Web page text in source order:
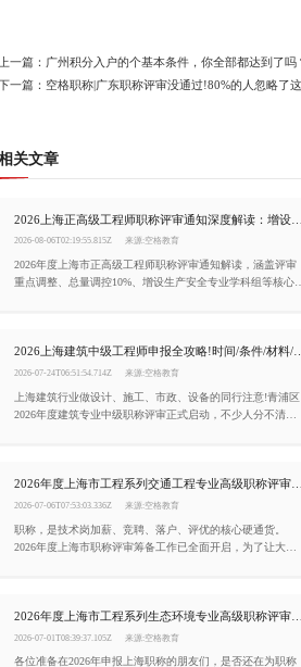
上一篇：广州积分入户的个基本条件，你全部都达到了吗
一篇：空格职称|广东职称评审没通过!80%的人忽略了
关文章
2026上海正高级工程师职称评审通知深度解读：增设生产安全专业、总量调控10%
2026-08-06T02:19:55.815Z 来源:空格教育
2026年度上海市正高级工程师职称评审通知解读，涵盖评审
重点调整、总量调控10%、增设生产安全专业学科组等核心变
2026上海建筑中级工程师申报全攻略!时间/条件/材料/流程一次讲透
2026-07-24T06:51:54.714Z 来源:空格教育
上海建筑行业做设计、施工、市政、设备的同行注意!青浦区
2026年度建筑专业中级职称评审正式启动，不少人分不清申
2026年度上海市工程系列交通工程专业高级职称评审条件!
2026-07-06T07:53:03.336Z 来源:空格教育
职称，是技术岗加薪、竞聘、落户、评优的核心硬通货。
2026年度上海市职称评审筹备工作已全面开启，为了让大家
2026年度上海市工程系列生态环境专业高级职称评审条件!
2026-07-01T08:39:37.105Z 来源:空格教育
各位准备在2026年申报上海职称的朋友们，是否还在为职称